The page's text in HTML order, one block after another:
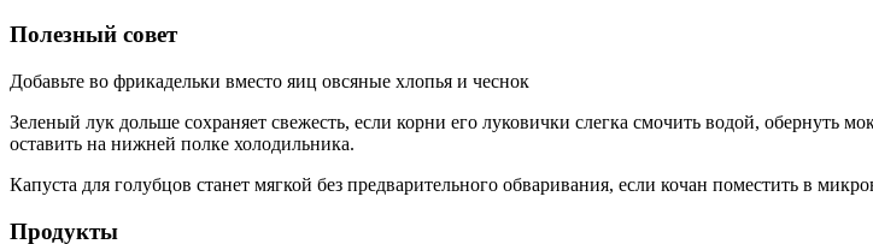
Полезный совет
Добавьте во фрикадельки вместо яиц овсяные хлопья и чеснок
Зеленый лук дольше сохраняет свежесть, если корни его луковички слегка смочить водой, обернуть
оставить на нижней полке холодильника.
Капуста для голубцов станет мягкой без предварительного обваривания, если кочан поместить в
Продукты